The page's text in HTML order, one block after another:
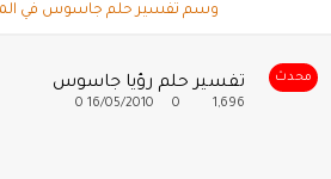
وسم تفسير حلم جاسوس في
محدث تفسير حلم رؤيا جاسوس
1,696
16/05/2010
0